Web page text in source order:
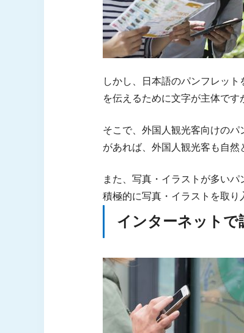
しかし、日本語のパンフレッ
を伝えるために文字が主体で
そこで、外国人観光客向けの
があれば、外国人観光客も自然
また、写真・イラストが多い
積極的に写真・イラストを取り
インターネットで